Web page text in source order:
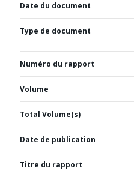
Date du document
Type de document
Numéro du rapport
Volume
Total Volume(s)
Date de publication
Titre du rapport